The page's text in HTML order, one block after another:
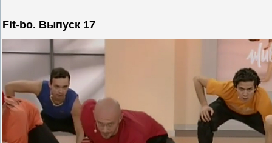
Fit-bo. Выпуск 17